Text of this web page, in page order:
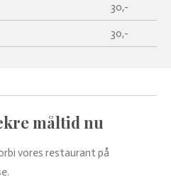
30,-
30,-
måltid nu
vores restaurant på